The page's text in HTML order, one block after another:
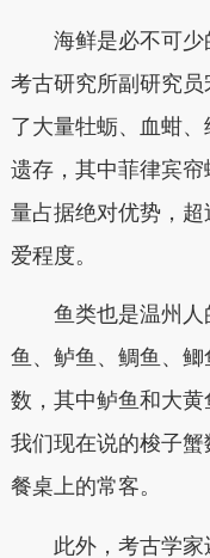
海鲜是必不可少
考古研究所副研究
了大量牡蛎、血蚶
遗存，其中菲律宾
量占据绝对优势，
爱程度。
鱼类也是温州人
鱼、鲈鱼、鲷鱼、
数，其中鲈鱼和大
我们现在说的梭子
餐桌上的常客。
此外，考古学家